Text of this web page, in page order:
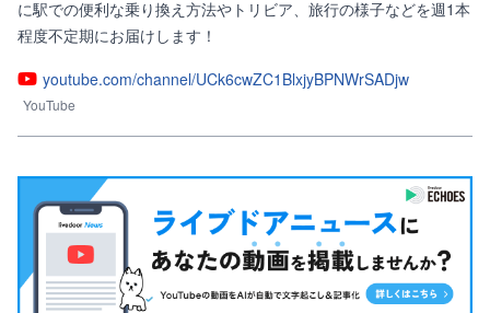
に駅での便利な乗り換え方法やトリビア、旅行の様子などを週1本
程度不定期にお届けします！
youtube.com/channel/UCk6cwZC1BlxjyBPNWrSADjw
YouTube